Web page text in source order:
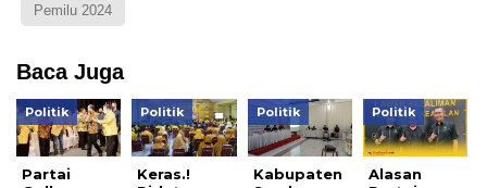
Pemilu 2024
Baca Juga
Politik
Partai
Politik
Keras.!
Politik
Kabupaten
Politik
Alasan